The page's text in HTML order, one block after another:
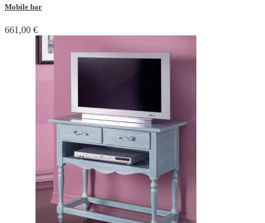
Mobile bar
661,00 €